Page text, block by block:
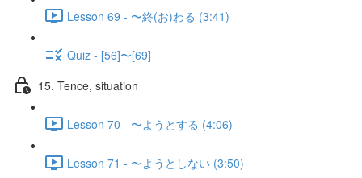
Lesson 69 - 〜終(お)わる (3:41)
Quiz - [56]〜[69]
15. Tence, situation
Lesson 70 - 〜ようとする (4:06)
Lesson 71 - 〜ようとしない (3:50)